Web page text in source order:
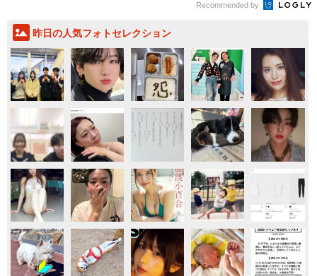
Recommended by
昨日の人気フォトセレクション